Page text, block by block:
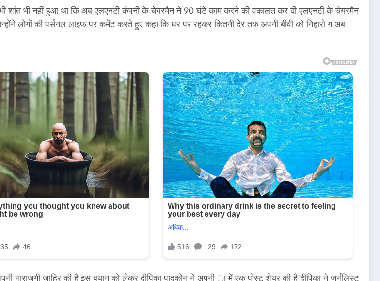
शांत भी नहीं हुआ था कि अब एलएनटी कंपनी के चेयरमैन ने 90 घंटे काम करने की वकालत कर दी एलएनटी के चेयरमैन
लोगों की पर्सनल लाइफ पर कमेंट करते हुए कहा कि घर पर रहकर कितनी देर तक अपनी बीवी को निहारो ग अब
नाराजगी जाहिर की है इस बयान को लेकर दीपिका पादुकोन ने अपनी ा में एक पोस्ट शेयर की है दीपिका ने जर्नलिस्ट